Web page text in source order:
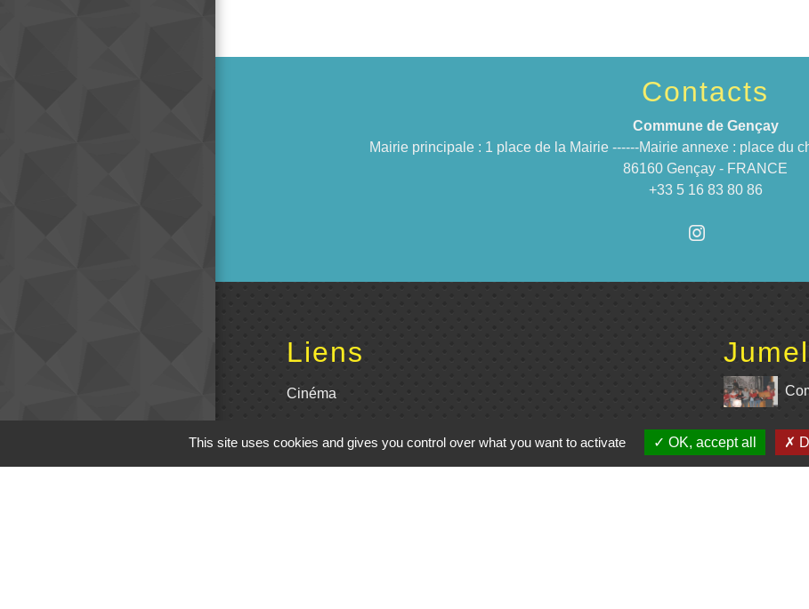
Contacts
Commune de Gençay
Mairie principale : 1 place de la Mairie ------Mairie annexe : place du
86160 Gençay - FRANCE
+33 5 16 83 80 86
Liens
Cinéma
Poitou
This site uses cookies and gives you control over what you want to activate OK, accept all